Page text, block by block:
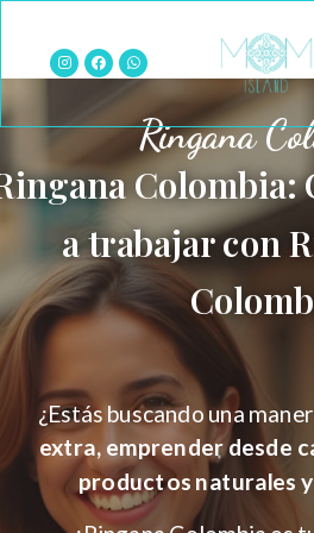
Ringana
Colombia:
a trabajar con
¿Estás buscando una
extra, emprender desde
productos naturales